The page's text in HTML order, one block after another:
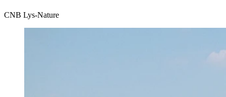
CNB Lys-Nature